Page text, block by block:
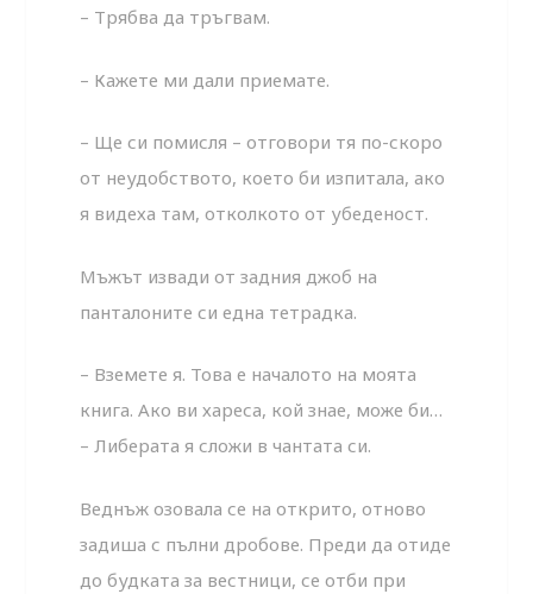
– Трябва да тръгвам.
– Кажете ми дали приемате.
– Ще си помисля – отговори тя по-скоро
от неудобството, което би изпитала, ако
я видеха там, отколкото от убеденост.
Мъжът извади от задния джоб на
панталоните си една тетрадка.
– Вземете я. Това е началото на моята
книга. Ако ви хареса, кой знае, може би…
– Либерата я сложи в чантата си.
Веднъж озовала се на открито, отново
задиша с пълни дробове. Преди да отиде
до будката за вестници, се отби при